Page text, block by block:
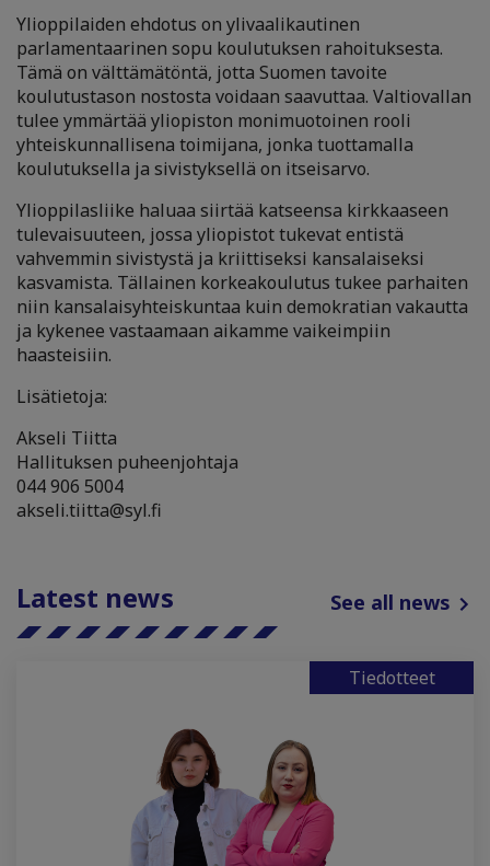
Ylioppilaiden ehdotus on ylivaalikautinen
parlamentaarinen sopu koulutuksen rahoituksesta.
Tämä on välttämätöntä, jotta Suomen tavoite
koulutustason nostosta voidaan saavuttaa. Valtiovallan
tulee ymmärtää yliopiston monimuotoinen rooli
yhteiskunnallisena toimijana, jonka tuottamalla
koulutuksella ja sivistyksellä on itseisarvo.
Ylioppilasliike haluaa siirtää katseensa kirkkaaseen
tulevaisuuteen, jossa yliopistot tukevat entistä
vahvemmin sivistystä ja kriittiseksi kansalaiseksi
kasvamista. Tällainen korkeakoulutus tukee parhaiten
niin kansalaisyhteiskuntaa kuin demokratian vakautta
ja kykenee vastaamaan aikamme vaikeimpiin
haasteisiin.
Lisätietoja:
Akseli Tiitta
Hallituksen puheenjohtaja
044 906 5004
akseli.tiitta@syl.fi
Latest news See all news
Tiedotteet